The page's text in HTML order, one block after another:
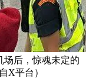
场后，惊魂未定的
X平台）